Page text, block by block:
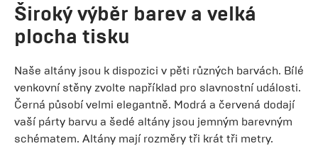
Široký výběr barev a velká
plocha tisku
Naše altány jsou k dispozici v pěti různých barvách. Bílé
venkovní stěny zvolte například pro slavnostní události.
Černá působí velmi elegantně. Modrá a červená dodají
vaší párty barvu a šedé altány jsou jemným barevným
schématem. Altány mají rozměry tři krát tři metry.